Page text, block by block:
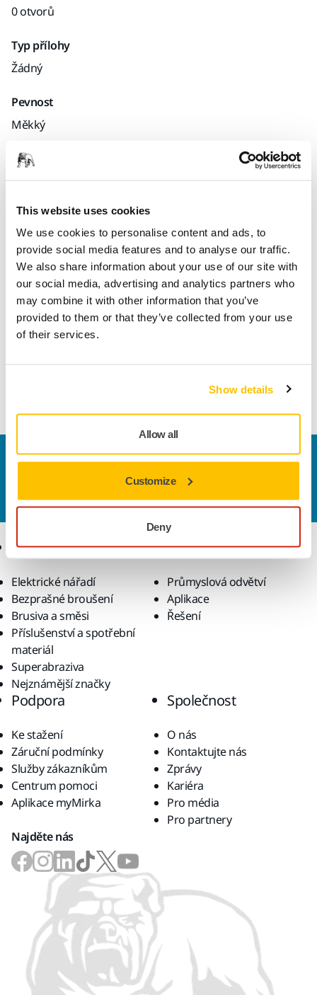
This website uses cookies
We use cookies to personalise content and ads, to
provide social media features and to analyse our traffic.
We also share information about your use of our site with
our social media, advertising and analytics partners who
may combine it with other information that you’ve
provided to them or that they’ve collected from your use
of their services.
Show details
Allow all
Customize
Deny
0 otvorů
Typ přílohy
Žádný
Pevnost
Měkký
Kód Mirka
Informace o produktu
Technické údaje
Sanding Block of cork, enables even sanding results on flat
surfaces. Cork is rigid enough to provide adequate support
in a display. Each block is EAN code labelled.
Kontaktujte nás
Chcete se dozvědět více?Kontaktujte
tým podpory, který zodpoví vaše dotazy.
Produkty
Elektrické nářadí
Bezprašné broušení
Brusiva a směsi
Příslušenství a spotřební
materiál
Superabraziva
Nejznámější značky
Know-how
Průmyslová odvětví
Aplikace
Řešení
Podpora
Ke stažení
Záruční podmínky
Služby zákazníkům
Centrum pomoci
Aplikace myMirka
Společnost
O nás
Kontaktujte nás
Zprávy
Kariéra
Pro média
Pro partnery
Najděte nás